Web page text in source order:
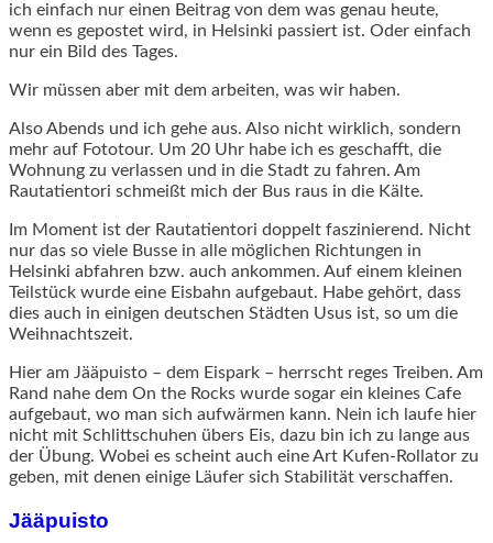
ich einfach nur einen Beitrag von dem was genau heute,
wenn es gepostet wird, in Helsinki passiert ist. Oder einfach
nur ein Bild des Tages.
Wir müssen aber mit dem arbeiten, was wir haben.
Also Abends und ich gehe aus. Also nicht wirklich, sondern
mehr auf Fototour. Um 20 Uhr habe ich es geschafft, die
Wohnung zu verlassen und in die Stadt zu fahren. Am
Rautatientori schmeißt mich der Bus raus in die Kälte.
Im Moment ist der Rautatientori doppelt faszinierend. Nicht
nur das so viele Busse in alle möglichen Richtungen in
Helsinki abfahren bzw. auch ankommen. Auf einem kleinen
Teilstück wurde eine Eisbahn aufgebaut. Habe gehört, dass
dies auch in einigen deutschen Städten Usus ist, so um die
Weihnachtszeit.
Hier am Jääpuisto – dem Eispark – herrscht reges Treiben. Am
Rand nahe dem On the Rocks wurde sogar ein kleines Cafe
aufgebaut, wo man sich aufwärmen kann. Nein ich laufe hier
nicht mit Schlittschuhen übers Eis, dazu bin ich zu lange aus
der Übung. Wobei es scheint auch eine Art Kufen-Rollator zu
geben, mit denen einige Läufer sich Stabilität verschaffen.
Jääpuisto